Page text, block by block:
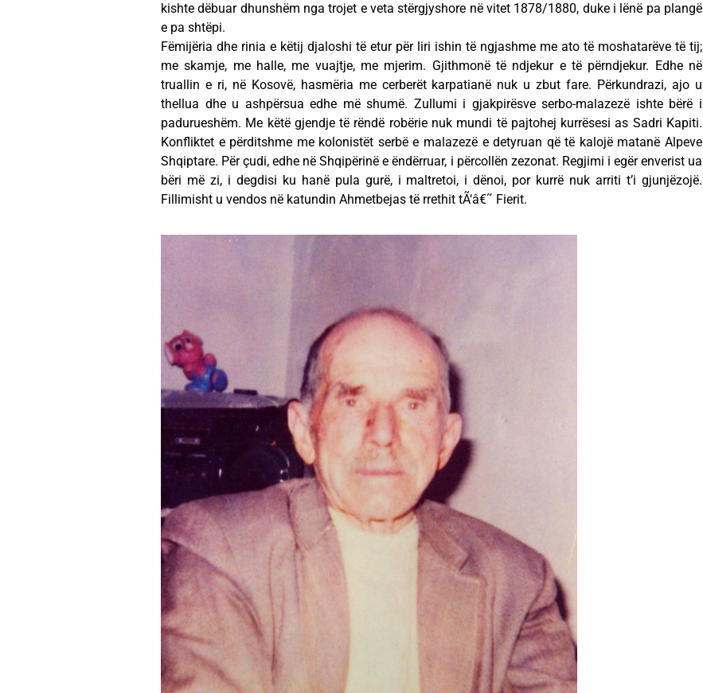
kishte dëbuar dhunshëm nga trojet e veta stërgjyshore në vitet 1878/1880, duke i lënë pa plangë
e pa shtëpi.
Fëmijëria dhe rinia e këtij djaloshi të etur për liri ishin të ngjashme me ato të moshatarëve të tij;
me skamje, me halle, me vuajtje, me mjerim. Gjithmonë të ndjekur e të përndjekur. Edhe në
truallin e ri, në Kosovë, hasmëria me cerberët karpatianë nuk u zbut fare. Përkundrazi, ajo u
thellua dhe u ashpërsua edhe më shumë. Zullumi i gjakpirësve serbo-malazezë ishte bërë i
padurueshëm. Me këtë gjendje të rëndë robërie nuk mundi të pajtohej kurrësesi as Sadri Kapiti.
Konfliktet e përditshme me kolonistët serbë e malazezë e detyruan që të kalojë matanë Alpeve
Shqiptare. Për çudi, edhe në Shqipërinë e ëndërruar, i përcollën zezonat. Regjimi i egër enverist ua
bëri më zi, i degdisi ku hanë pula gurë, i maltretoi, i dënoi, por kurrë nuk arriti t’i gjunjëzojë.
Fillimisht u vendos në katundin Ahmetbejas të rrethit tÃ‘â€˜ Fierit.